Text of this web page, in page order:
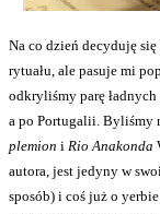
Na co dzień decyduję
rytuału, ale pasuje mi
odkryliśmy parę
a po Portugalii. Byliśmy
plemion i Rio Anakonda
autora, jest jedyny w
sposób) i coś już o